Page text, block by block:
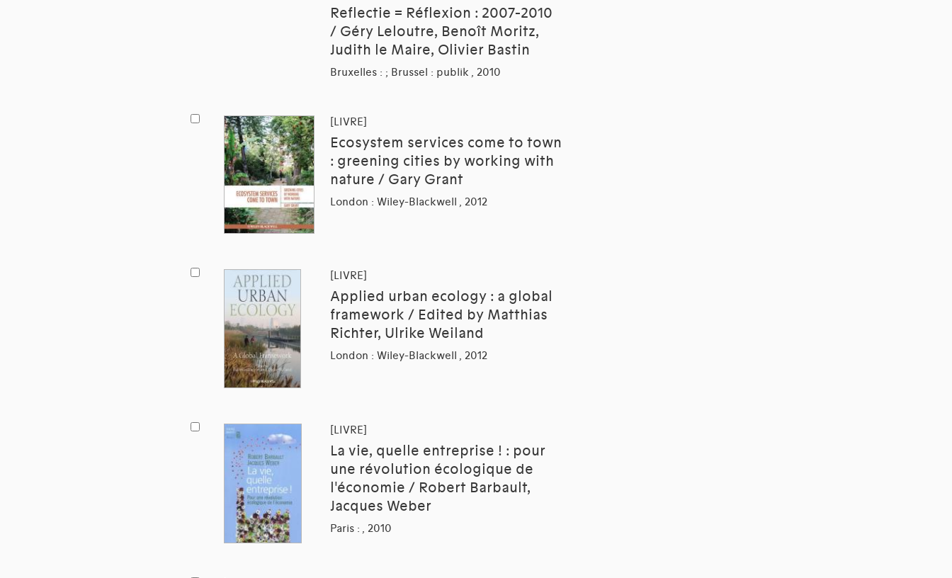
Reflectie = Réflexion : 2007-2010
/ Géry Leloutre, Benoît Moritz,
Judith le Maire, Olivier Bastin
Bruxelles : ; Brussel : publik , 2010
[LIVRE]
Ecosystem services come to town
: greening cities by working with
nature / Gary Grant
London : Wiley-Blackwell , 2012
[LIVRE]
Applied urban ecology : a global
framework / Edited by Matthias
Richter, Ulrike Weiland
London : Wiley-Blackwell , 2012
[LIVRE]
La vie, quelle entreprise ! : pour
une révolution écologique de
l'économie / Robert Barbault,
Jacques Weber
Paris : , 2010